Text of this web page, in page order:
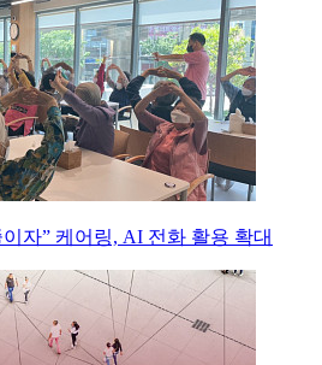
자” 케어링, AI 전화 활용 확대